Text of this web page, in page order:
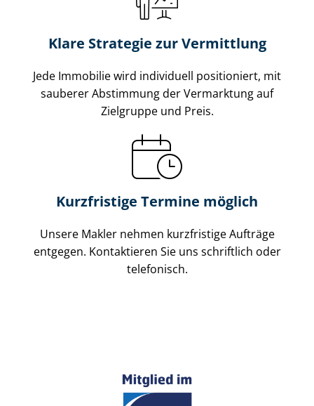
Klare Strategie zur Vermittlung
Jede Immobilie wird individuell positioniert, mit
sauberer Abstimmung der Vermarktung auf
Zielgruppe und Preis.
Kurzfristige Termine möglich
Unsere Makler nehmen kurzfristige Aufträge
entgegen. Kontaktieren Sie uns schriftlich oder
telefonisch.